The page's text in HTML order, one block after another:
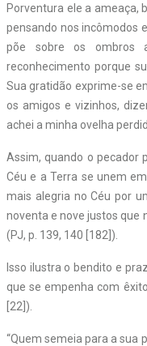
Porventura ele a ameaça,
pensando nos incômodos
põe sobre os ombros
reconhecimento porque
Sua gratidão exprime-se
os amigos e vizinhos,
achei a minha ovelha
Assim, quando o pecador
Céu e a Terra se unem
mais alegria no Céu por
noventa e nove justos que
(PJ, p. 139, 140 [182]).
Isso ilustra o bendito e
que se empenha com
[22]).
“Quem semeia para a sua